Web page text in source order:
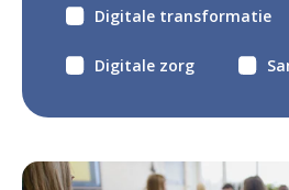
Digitale transformatie
Digitale zorg